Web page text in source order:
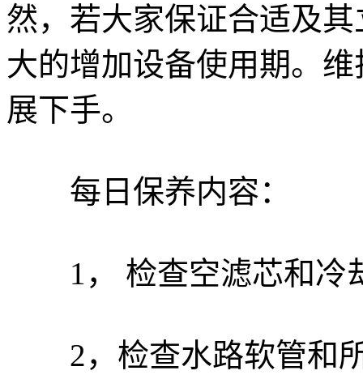
然，若大家保证合适及
大的增加设备使用期。
展下手。
每日保养内容：
1， 检查空滤芯和冷
2，检查水路软管和所